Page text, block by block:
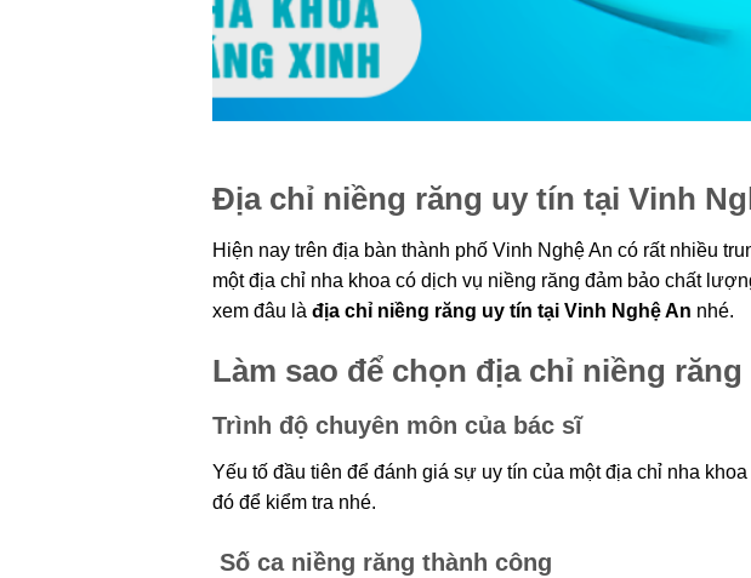
Địa chỉ niềng răng uy tín tại Vinh
Hiện nay trên địa bàn thành phố Vinh Nghệ An có rất nhiều
một địa chỉ nha khoa có dịch vụ niềng răng đảm bảo chất
xem đâu làđịa chỉ niềng răng uy tín tại Vinh Nghệ Annhé.
Làm sao để chọn địa chỉ niềng răng
Trình độ chuyên môn của bác sĩ
Yếu tố đầu tiên để đánh giá sự uy tín của một địa chỉ nha
đó để kiểm tra nhé.
Số ca niềng răng thành công